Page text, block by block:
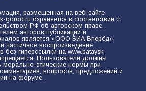
размещенная на веб-сайте
gorod.ru охраняется в соответствии с
РФ об авторском праве.
авторов публикаций и
является «ООО БИА Вперёд».
частичное воспроизведение
без гиперссылки на www.bataysk-
Пользователи должны
морально-этические нормы при
вопросов, предложений и
на форуме.